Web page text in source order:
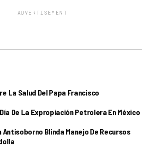
ADVERTISEMENT
La Salud Del Papa Francisco
De La Expropiación Petrolera En México
Blinda Manejo De Recursos